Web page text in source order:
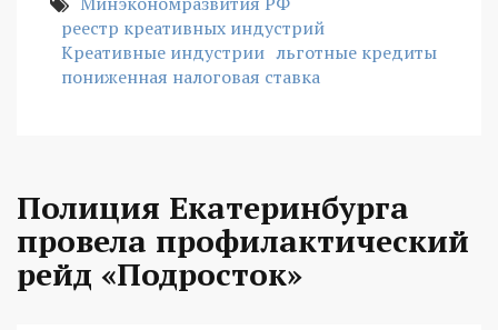
реестр креативных индустрий
Креативные индустрии льготные кредиты
пониженная налоговая ставка
Полиция Екатеринбурга
провела профилактический
рейд «Подросток»